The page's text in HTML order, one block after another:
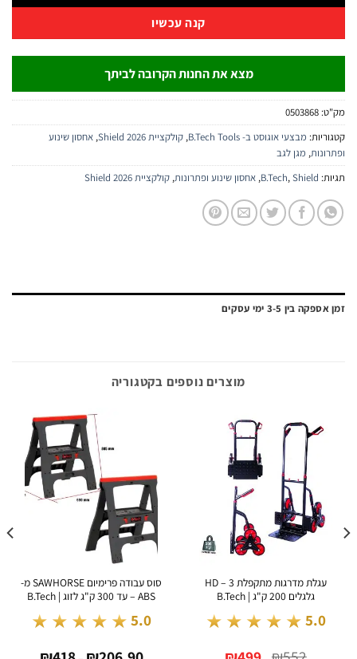
קנה עכשיו
מצא את החנות הקרובה לביתך
0503868
מבצעי אוגוסט ב- B.Tech Tools ,קולקציית Shield 2026 , אחסון שינוע
,מגן לגב
B.Tech ,Shield
,אחסון שינוע ופתרונות,קולקציית Shield 2026
בין 3-5 ימי עסקים
מוצרים נוספים בקטגוריה
עגלת מדרגות מתקפלת HD – 3
★★★★★
המקורי הנוכחי
סוס עבודה פרימיום SAWHORSE מ-
★★★★★
מחירים: